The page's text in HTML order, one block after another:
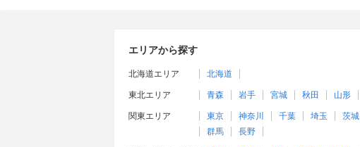
エリアから探す
北海道エリア 北海道
東北エリア 青森 岩手 宮城 秋田 山形
関東エリア 東京 神奈川 千葉 埼玉 茨城
群馬
長野